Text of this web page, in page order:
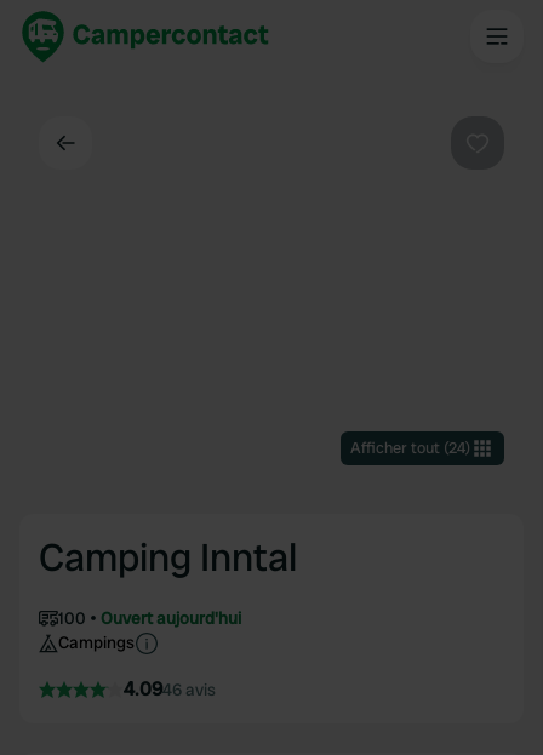
Afficher tout(24)
Camping Inntal
100
Ouvert aujourd'hui
Campings
4.0946 avis